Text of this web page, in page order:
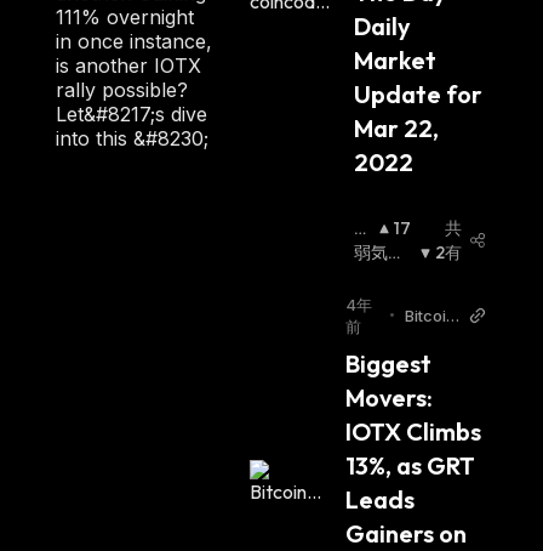
111% overnight
in once instance,
is another IOTX
rally possible?
Let&#8217;s dive
into this &#8230;
Daily
Market
Update for
Mar 22,
2022
強
気
場
17
弱気相
2
共
有
4年
前
• Bitcoin.
Biggest
Movers:
IOTX Climbs
13%, as GRT
Leads
Gainers on